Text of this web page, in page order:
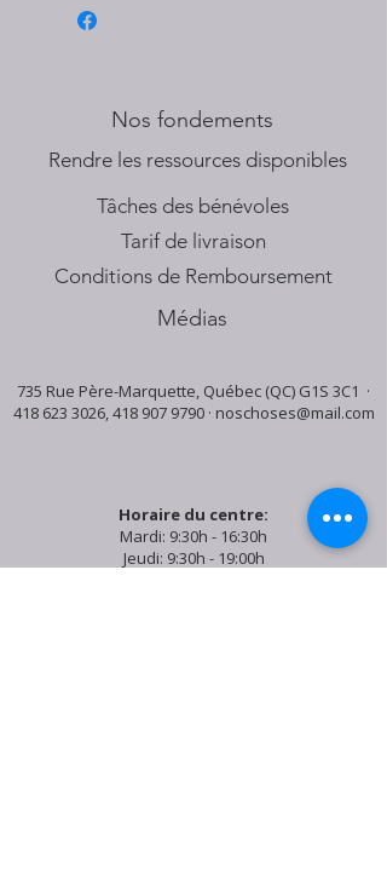
Nos fondements
​Rendre les ressources disponibles
Tâches des bénévoles
Tarif de livraison
Conditions de Remboursement
Médias
735 Rue Père-Marquette, Québec (QC) G1S 3C1 ·
418 623 3026,418 907 9790· noschoses@mail.com
Horaire du centre:
Mardi: 9:30h - 16:30h
Jeudi: 9:30h - 19:00h